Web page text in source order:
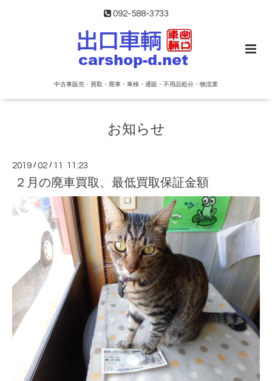
092-588-3733
中古車販売・買取・廃車・車検・通販・不用品処分・物流業
お知らせ
2019 /02 / 11 11:23
２月の廃車買取、最低買取保証金額